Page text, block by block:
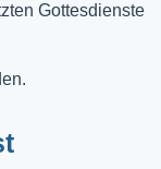
Gottesdienste